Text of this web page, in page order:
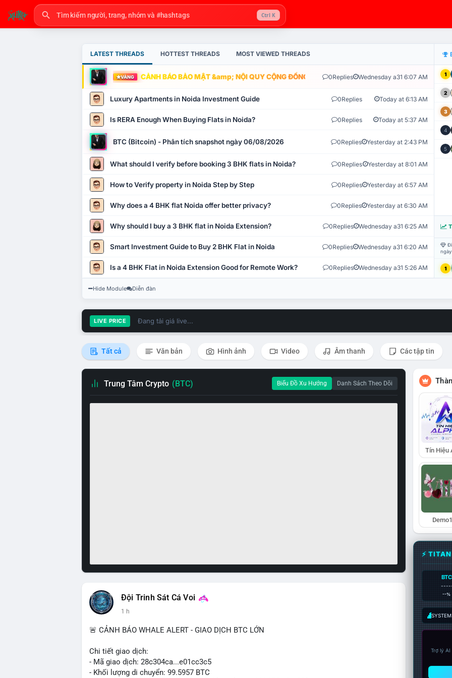
Ctrl K
LATEST THREADS HOTTEST THREADS MOST VIEWED THREADS
VÀNG CẢNH BÁO BẢO MẬT &amp; NỘI QUY CỘNG ĐỒNG VLIKE.VN: HỆ THỐNG GIÁM SÁT TỰ
0Replies Wednesday a31 6:07 AM
Luxury Apartments in Noida Investment Guide 0Replies Today at 6:13 AM
Is RERA Enough When Buying Flats in Noida? 0Replies Today at 5:37 AM
BTC (Bitcoin) - Phân tích snapshot ngày 06/08/2026 0Replies Yesterday at 2:43 PM
What should I verify before booking 3 BHK flats in Noida? 0Replies Yesterday at 8:01 AM
How to Verify property in Noida Step by Step 0Replies Yesterday at 6:57 AM
Why does a 4 BHK flat Noida offer better privacy? 0Replies Yesterday at 6:30 AM
Why should I buy a 3 BHK flat in Noida Extension? 0Replies Wednesday a31 6:25 AM
Smart Investment Guide to Buy 2 BHK Flat in Noida 0Replies Wednesday a31 6:20 AM
Is a 4 BHK Flat in Noida Extension Good for Remote Work? 0Replies Wednesday a31 5:26 AM
1
2
3
4
5
1
Hide Module Diễn đàn
LIVE PRICE Đang tải giá live...
Tất cả Văn bản Hình ảnh Video Âm thanh Các tập tin
Trung Tâm Crypto (BTC) Biểu Đồ Xu Hướng Danh Sách Theo Dõi
Đội Trinh Sát Cá Voi
1 h
🚨 CẢNH BÁO WHALE ALERT - GIAO DỊCH BTC LỚN
Chi tiết giao dịch:
- Mã giao dịch: 28c304ca...e01cc3c5
- Khối lượng di chuyển: 99.5957 BTC
Tín Hiệu
⚡
BTC
--%
Trợ lý